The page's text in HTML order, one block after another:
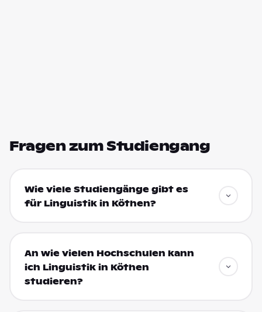
Fragen zum Studiengang
Wie viele Studiengänge gibt es
für Linguistik in Köthen?
An wie vielen Hochschulen kann
ich Linguistik in Köthen
studieren?